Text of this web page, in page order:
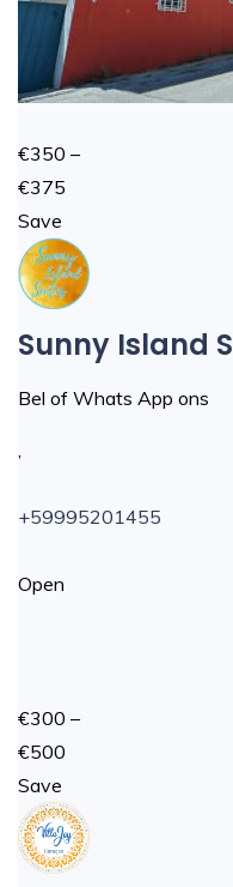
€350 –
€375
Save
Sunny Island
Bel of Whats App ons
+59995201455
Open
€300 –
€500
Save